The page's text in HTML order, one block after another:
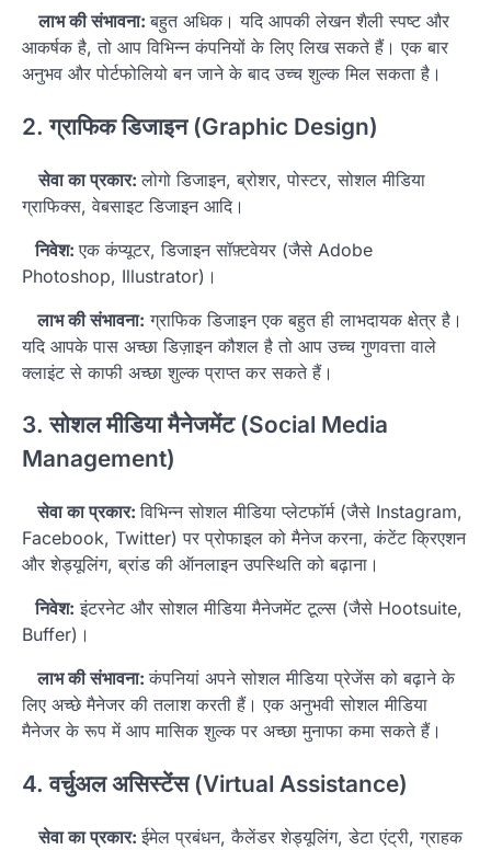
लाभ की संभावना:बहुत अधिक। यदि आपकी लेखन शैली स्पष्ट और
आकर्षक है, तो आप विभिन्न कंपनियों के लिए लिख सकते हैं। एक बार
अनुभव और पोर्टफोलियो बन जाने के बाद उच्च शुल्क मिल सकता है।
2. ग्राफिक डिजाइन (Graphic Design)
सेवा का प्रकार:लोगो डिजाइन, ब्रोशर, पोस्टर, सोशल मीडिया
ग्राफिक्स, वेबसाइट डिजाइन आदि।
निवेश:एक कंप्यूटर, डिजाइन सॉफ़्टवेयर (जैसे Adobe
Photoshop, Illustrator)।
लाभ की संभावना: ग्राफिक डिजाइन एक बहुत ही लाभदायक क्षेत्र है।
यदि आपके पास अच्छा डिज़ाइन कौशल है तो आप उच्च गुणवत्ता वाले
क्लाइंट से काफी अच्छा शुल्क प्राप्त कर सकते हैं।
3. सोशल मीडिया मैनेजमेंट (Social Media
Management)
सेवा का प्रकार:विभिन्न सोशल मीडिया प्लेटफॉर्म (जैसे Instagram,
Facebook, Twitter) पर प्रोफाइल को मैनेज करना, कंटेंट क्रिएशन
और शेड्यूलिंग, ब्रांड की ऑनलाइन उपस्थिति को बढ़ाना।
निवेश: इंटरनेट और सोशल मीडिया मैनेजमेंट टूल्स (जैसे Hootsuite,
Buffer)।
लाभ की संभावना:कंपनियां अपने सोशल मीडिया प्रेजेंस को बढ़ाने के
लिए अच्छे मैनेजर की तलाश करती हैं। एक अनुभवी सोशल मीडिया
मैनेजर के रूप में आप मासिक शुल्क पर अच्छा मुनाफा कमा सकते हैं।
4. वर्चुअल असिस्टेंस (Virtual Assistance)
सेवा का प्रकार:ईमेल प्रबंधन, कैलेंडर शेड्यूलिंग, डेटा एंट्री, ग्राहक